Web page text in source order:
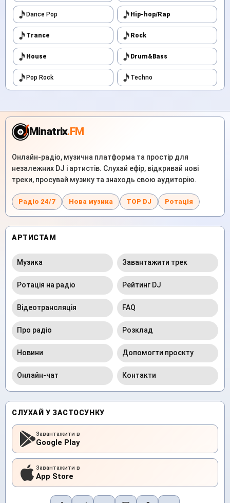
Dance Pop Hip-hop/Rap
Trance Rock
House Drum&Bass
Pop Rock Techno
Minatrix.FM
Онлайн-радіо, музична платформа та простір для
незалежних DJ і артистів. Слухай ефір, відкривай нові
треки, просувай музику та знаходь свою аудиторію.
Радіо 24/7 Нова музика TOP DJ Ротація
АРТИСТАМ
Музика Завантажити трек
Ротація на радіо Рейтинг DJ
Відеотрансляція FAQ
Про радіо Розклад
Новини Допомогти проєкту
Онлайн-чат Контакти
СЛУХАЙ У ЗАСТОСУНКУ
Завантажити в
Google Play
Завантажити в
App Store